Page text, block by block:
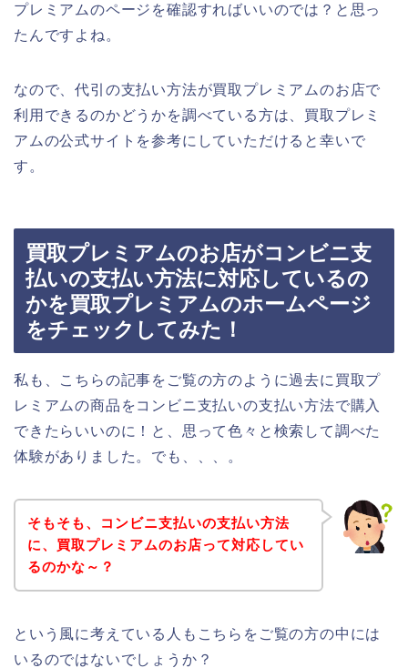
プレミアムのページを確認すればいいのでは？と思っ
たんですよね。
なので、代引の支払い方法が買取プレミアムのお店で
利用できるのかどうかを調べている方は、買取プレミ
アムの公式サイトを参考にしていただけると幸いで
す。
買取プレミアムのお店がコンビニ支
払いの支払い方法に対応しているの
かを買取プレミアムのホームページ
をチェックしてみた！
私も、こちらの記事をご覧の方のように過去に買取プ
レミアムの商品をコンビニ支払いの支払い方法で購入
できたらいいのに！と、思って色々と検索して調べた
体験がありました。でも、、、。
そもそも、コンビニ支払いの支払い方法
に、買取プレミアムのお店って対応してい
るのかな～？
という風に考えている人もこちらをご覧の方の中には
いるのではないでしょうか？